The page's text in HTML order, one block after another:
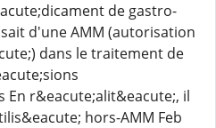
de gastro-
d'une AMM (autorisation
dans le traitement de
r&eacute;alit&eacute;, il
hors-AMM Feb